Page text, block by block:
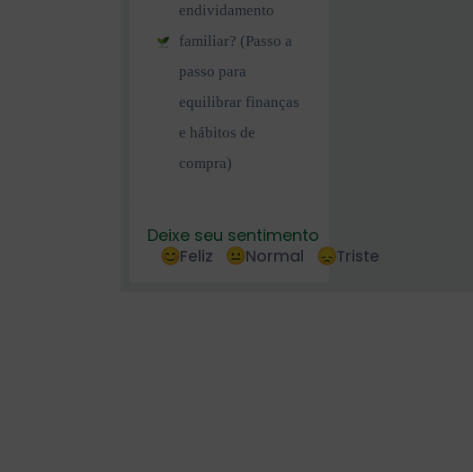
endividamento
familiar? (Passo a
passo para
equilibrar finanças
e hábitos de
compra)
Deixe seu sentimento
Feliz Normal Triste